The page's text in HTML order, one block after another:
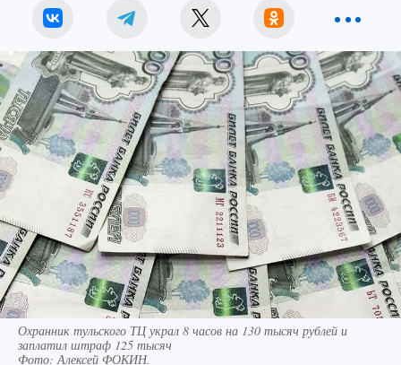
Охранник тульского ТЦ украл 8 часов на 130 тысяч рублей и
заплатил штраф 125 тысяч
Фото: Алексей ФОКИН.